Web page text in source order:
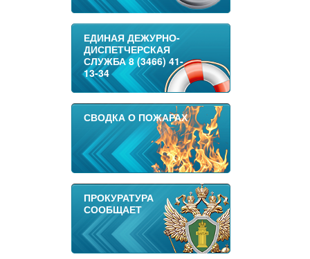
ЕДИНАЯ ДЕЖУРНО-
ДИСПЕТЧЕРСКАЯ
СЛУЖБА 8 (3466) 41-
13-34
СВОДКА О ПОЖАРАХ
ПРОКУРАТУРА
СООБЩАЕТ